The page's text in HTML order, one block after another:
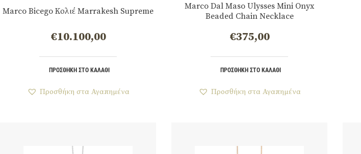
Marco Bicego Κολιέ Marrakesh Supreme
€10.100,00
ΠΡΟΣΘΉΚΗ ΣΤΟ ΚΑΛΆΘΙ
Προσθήκη στα Αγαπημένα
Marco Dal Maso Ulysses Mini Onyx
Beaded Chain Necklace
€375,00
ΠΡΟΣΘΉΚΗ ΣΤΟ ΚΑΛΆΘΙ
Προσθήκη στα Αγαπημένα